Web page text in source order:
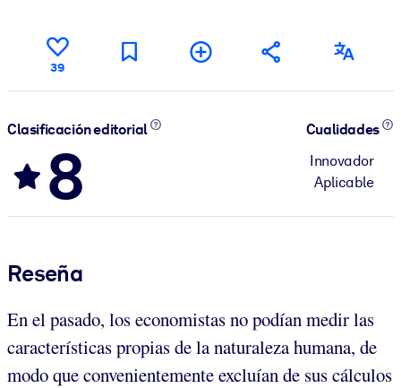
39
Clasificación editorial
8
Cualidades
Innovador
Aplicable
Reseña
En el pasado, los economistas no podían medir las
características propias de la naturaleza humana, de
modo que convenientemente excluían de sus cálculos